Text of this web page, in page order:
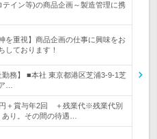
イン等)の商品企画～製造管理に携
を重視】商品企画の仕事に興味をお
しております！
務】 ■本社 東京都港区芝浦3-9-1芝
…
円＋賞与年2回 ＋残業代※残業代別
り。その間の待遇…